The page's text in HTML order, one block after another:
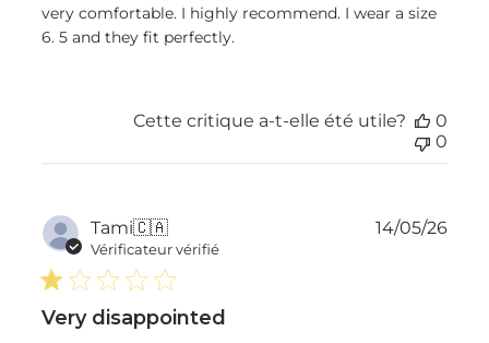
very comfortable. I highly recommend. I wear a size
6. 5 and they fit perfectly.
Cette critique a-t-elle été utile?
0
0
Tami🇨🇦
Vérificateur vérifié
Very disappointed
Date
14/05/26